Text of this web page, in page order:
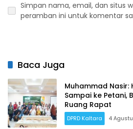
Simpan nama, email, dan situs
peramban ini untuk komentar
Baca Juga
Muhammad Nasir:
Sampai ke Petani,
Ruang Rapat
DPRD Kaltara 4